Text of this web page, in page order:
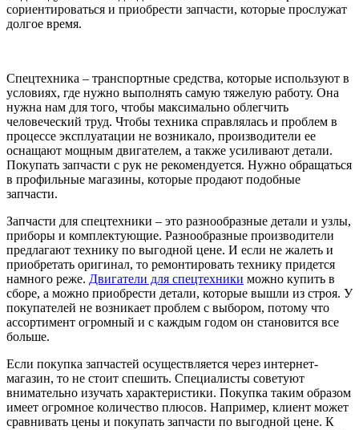
сориентироваться и приобрести запчасти, которые прослужат
долгое время.
Спецтехника – транспортные средства, которые используют в
условиях, где нужно выполнять самую тяжелую работу. Она
нужна нам для того, чтобы максимально облегчить
человеческий труд. Чтобы техника справлялась и проблем в
процессе эксплуатации не возникало, производители ее
оснащают мощным двигателем, а также усиливают детали.
Покупать запчасти с рук не рекомендуется. Нужно обращаться
в профильные магазины, которые продают подобные
запчасти.
Запчасти для спецтехники – это разнообразные детали и узлы,
приборы и комплектующие. Разнообразные производители
предлагают технику по выгодной цене. И если не жалеть и
приобретать оригинал, то ремонтировать технику придется
намного реже. Двигатели для спецтехники можно купить в
сборе, а можно приобрести детали, которые вышли из строя. У
покупателей не возникает проблем с выбором, потому что
ассортимент огромный и с каждым годом он становится все
больше.
Если покупка запчастей осуществляется через интернет-
магазин, то не стоит спешить. Специалисты советуют
внимательно изучать характеристики. Покупка таким образом
имеет огромное количество плюсов. Например, клиент может
сравнивать цены и покупать запчасти по выгодной цене. К